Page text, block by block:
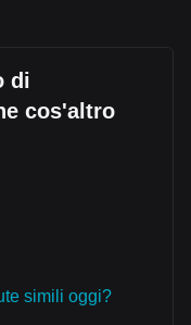
di
cos'altro
simili oggi?